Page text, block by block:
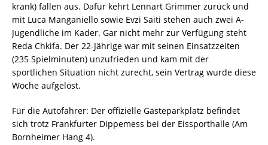
krank) fallen aus. Dafür kehrt Lennart Grimmer zurück und
mit Luca Manganiello sowie Evzi Saiti stehen auch zwei A-
Jugendliche im Kader. Gar nicht mehr zur Verfügung steht
Reda Chkifa. Der 22-Jährige war mit seinen Einsatzzeiten
(235 Spielminuten) unzufrieden und kam mit der
sportlichen Situation nicht zurecht, sein Vertrag wurde diese
Woche aufgelöst.
Für die Autofahrer: Der offizielle Gästeparkplatz befindet
sich trotz Frankfurter Dippemess bei der Eissporthalle (Am
Bornheimer Hang 4).